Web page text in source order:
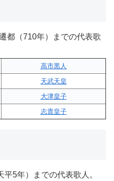
都（710年）までの代表歌
高市黒人
天武天皇
大津皇子
志貴皇子
5年）までの代表歌人。